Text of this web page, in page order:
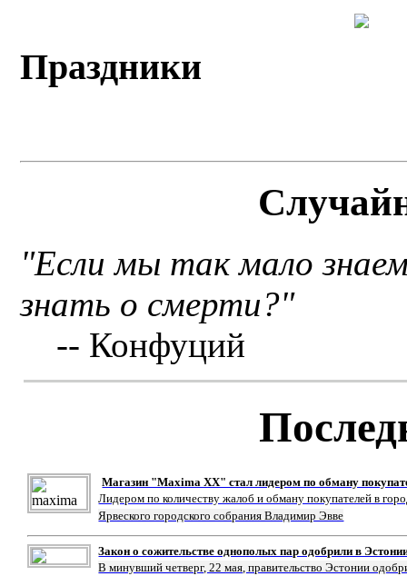
Праздники
"Если мы так мало
знать о смерти?"
-- Конфуций
Магазин "Maxima XX" стал лидером по обману
Лидером по количеству жалоб и обману покупателей в
Ярвеского городского собрания Владимир Эвве
Закон о сожительстве однополых пар одобрили в
В минувший четверг, 22 мая, правительство Эстонии